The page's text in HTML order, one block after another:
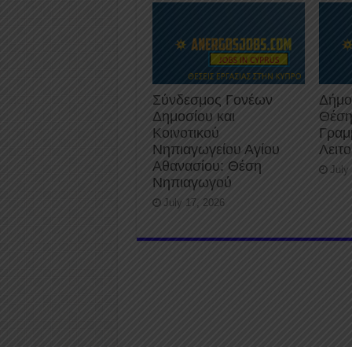
Σύνδεσμος Γονέων
Δημοσίου και
Κοινοτικού
Νηπιαγωγείου Αγίου
Αθανασίου: Θέση
Νηπιαγωγού
July 17, 2026
July